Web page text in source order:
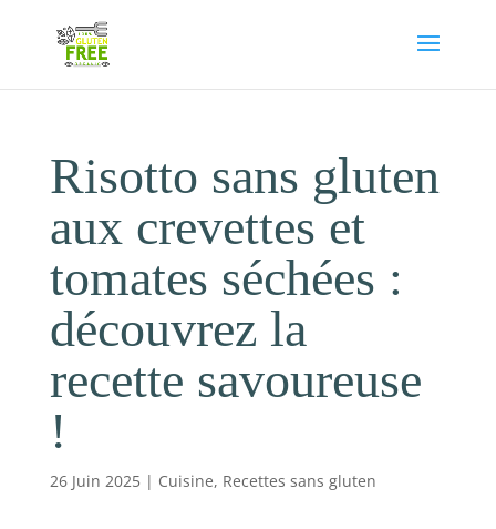
Risotto sans gluten
aux crevettes et
tomates séchées :
découvrez la
recette savoureuse
!
26 Juin 2025| Cuisine, Recettes sans gluten